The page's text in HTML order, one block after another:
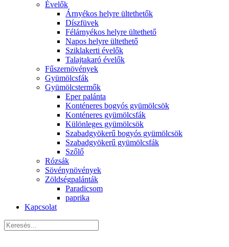
Évelők
Árnyékos helyre ültethetők
Díszfüvek
Félárnyékos helyre ültethető
Napos helyre ültethető
Sziklakerti évelők
Talajtakaró évelők
Fűszernövények
Gyümölcsfák
Gyümölcstermők
Eper palánta
Konténeres bogyós gyümölcsök
Konténeres gyümölcsfák
Különleges gyümölcsök
Szabadgyökerű bogyós gyümölcsök
Szabadgyökerű gyümölcsfák
Szőlő
Rózsák
Sövénynövények
Zöldségpalánták
Paradicsom
paprika
Kapcsolat